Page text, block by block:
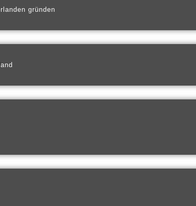
gründen